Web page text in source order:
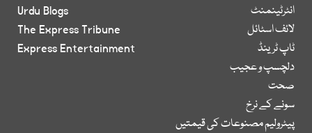
انٹرٹینمنٹ
لائف اسٹائل
ٹاپ ٹرینڈ
دلچسپ و عجیب
صحت
سونے کے نرخ
پیٹرولیم مصنوعات کی قیمتیں
Urdu Blogs
The Express Tribune
Express Entertainment